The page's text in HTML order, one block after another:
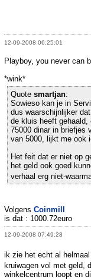
12-09-2008 06:25:01
Playboy, you never can
*wink*
Quote smartjan:
Sowieso kan je in
dus waarschijnlijker
de kluis heeft gehaald,
75000 dinar in briefjes
van 5000, lijkt me ook
Het feit dat er niet op
het geld ook goed
verhaal erg niet-
Volgens Coinmill
is dat : 1000.72euro
12-09-2008 07:49:28
ik zie het echt al
kruiwagen vol met geld,
winkelcentrum loopt en